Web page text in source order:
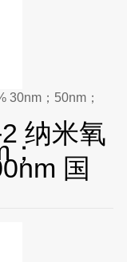
30nm；50nm；
纳米氧
；
国